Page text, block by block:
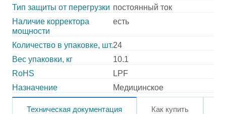
Тип защиты от перегрузки постоянный ток
Наличие корректора
мощности
есть
Количество в упаковке, шт.24
Вес упаковки, кг
10.1
RoHS
LPF
Назначение
Медицинское
Техническая документация Как купить